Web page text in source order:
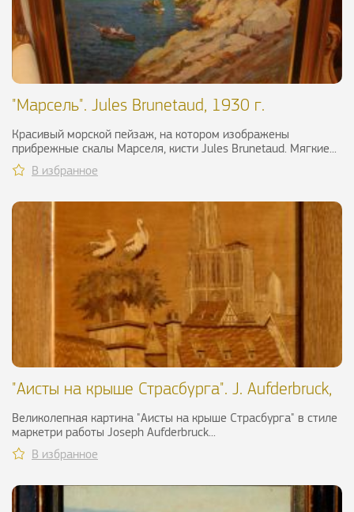
"Марсель". Jules Brunetaud, 1930 г.
Красивый морской пейзаж, на котором изображены
прибрежные скалы Марселя, кисти Jules Brunetaud. Мягкие...
В избранное
"Аисты на крыше Страсбурга". J. Aufderbruck,
Великолепная картина "Аисты на крыше Страсбурга" в стиле
маркетри работы Joseph Aufderbruck...
В избранное